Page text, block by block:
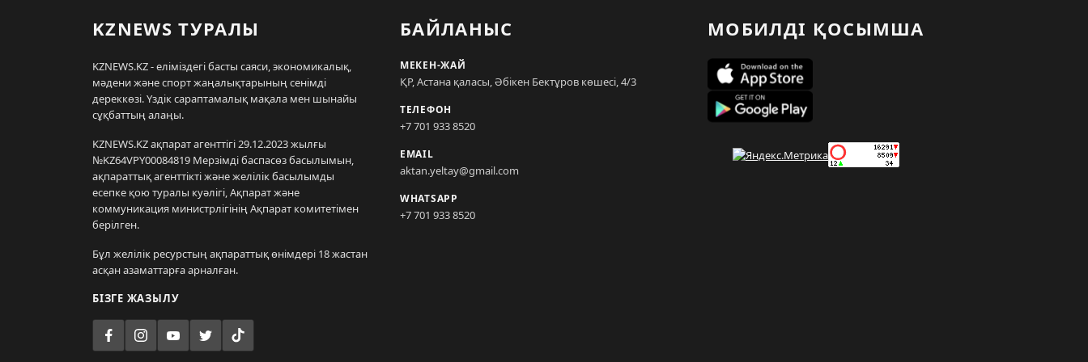
KZNEWS ТУРАЛЫ
KZNEWS.KZ - еліміздегі басты саяси, экономикалық,
мәдени және спорт жаңалықтарының сенімді
дереккөзі. Үздік сараптамалық мақала мен шынайы
сұқбаттың алаңы.
KZNEWS.KZ ақпарат агенттігі 29.12.2023 жылғы
№KZ64VPY00084819 Мерзімді баспасөз басылымын,
ақпараттық агенттікті және желілік басылымды
есепке қою туралы куәлігі, Ақпарат және
коммуникация министрлігінің Ақпарат комитетімен
берілген.
Бұл желілік ресурстың ақпараттық өнімдері 18 жастан
асқан азаматтарға арналған.
БІЗГЕ ЖАЗЫЛУ
БАЙЛАНЫС
МЕКЕН-ЖАЙ
ҚР, Астана қаласы, Әбікен Бектұров көшесі, 4/3
ТЕЛЕФОН
+7 701 933 8520
EMAIL
aktan.yeltay@gmail.com
WHATSAPP
+7 701 933 8520
МОБИЛДІ ҚОСЫМША